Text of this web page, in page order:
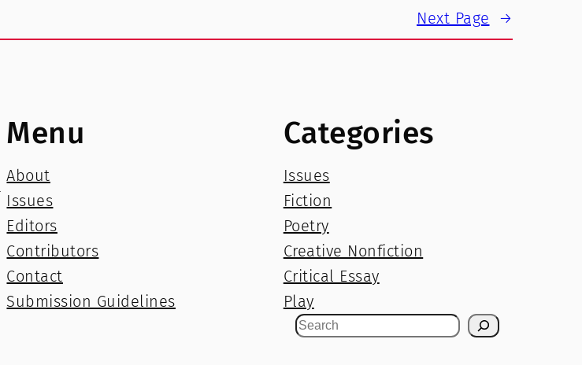
Next Page →
Menu
About
Issues
Editors
Contributors
Contact
Submission Guidelines
Categories
Issues
Fiction
Poetry
Creative Nonfiction
Critical Essay
Play
S